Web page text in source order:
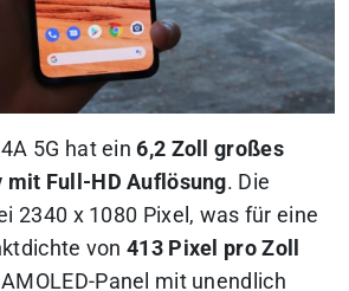
5G hat ein6,2 Zoll großes
mit Full-HD Auflösung. Die
2340 x 1080 Pixel, was für eine
von 413 Pixel pro Zoll
Panel mit unendlich